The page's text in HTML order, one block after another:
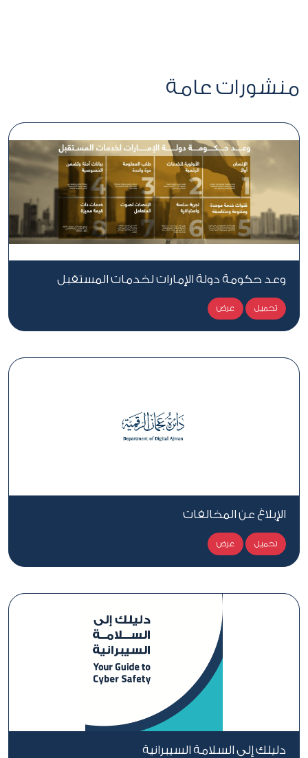
منشورات عامة
وعد حكومة دولة الإمارات لخدمات المستقبل
تحميل عرض
الإبلاغ عن المخالفات
تحميل عرض
دليلك إلى السلامة السيبرانية